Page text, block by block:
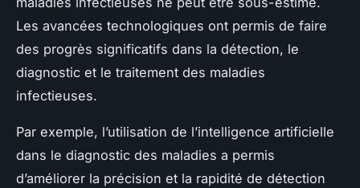
Les avancées technologiques ont permis de faire
des progrès significatifs dans la détection, le
diagnostic et le traitement des maladies
infectieuses.
Par exemple, l’utilisation de l’intelligence artificielle
dans le diagnostic des maladies a permis
d’améliorer la précision et la rapidité de détection